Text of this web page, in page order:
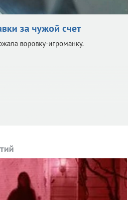
за чужой счет
воровку-игроманку.